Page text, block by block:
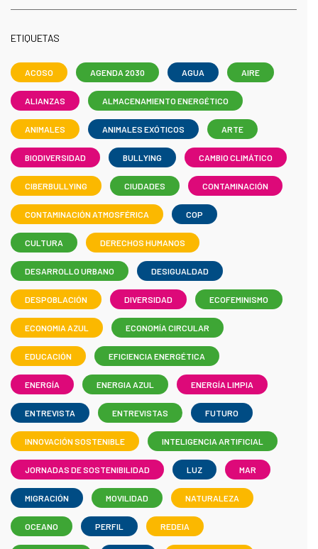
ETIQUETAS
ACOSO AGENDA 2030 AGUA AIRE
ALIANZAS ALMACENAMIENTO ENERGÉTICO
ANIMALES ANIMALES EXÓTICOS ARTE
BIODIVERSIDAD BULLYING CAMBIO CLIMÁTICO
CIBERBULLYING CIUDADES CONTAMINACIÓN
CONTAMINACIÓN ATMOSFÉRICA COP
CULTURA DERECHOS HUMANOS
DESARROLLO URBANO DESIGUALDAD
DESPOBLACIÓN DIVERSIDAD ECOFEMINISMO
ECONOMIA AZUL ECONOMÍA CIRCULAR
EDUCACIÓN EFICIENCIA ENERGÉTICA
ENERGÍA ENERGIA AZUL ENERGÍA LIMPIA
ENTREVISTA ENTREVISTAS FUTURO
INNOVACIÓN SOSTENIBLE INTELIGENCIA ARTIFICIAL
JORNADAS DE SOSTENIBILIDAD LUZ MAR
MIGRACIÓN MOVILIDAD NATURALEZA
OCEANO PERFIL REDEIA